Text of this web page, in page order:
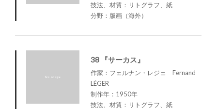
技法、材質：リトグラフ、紙
分野：版画（海外）
38 『サーカス』
作家：フェルナン・レジェ Fernand
LÉGER
制作年：1950年
技法、材質：リトグラフ、紙